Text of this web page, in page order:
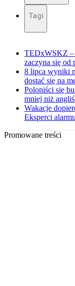
Tagi
TEDxWSKZ –
zaczyna się od
8 lipca wyniki
dostać się na
Poloniści się
mniej niż
Wakacje
Eksperci
Promowane treści